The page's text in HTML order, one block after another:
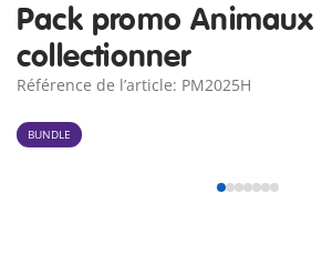
Pack promo Animaux
collectionner
Référence de l’article: PM2025H
BUNDLE